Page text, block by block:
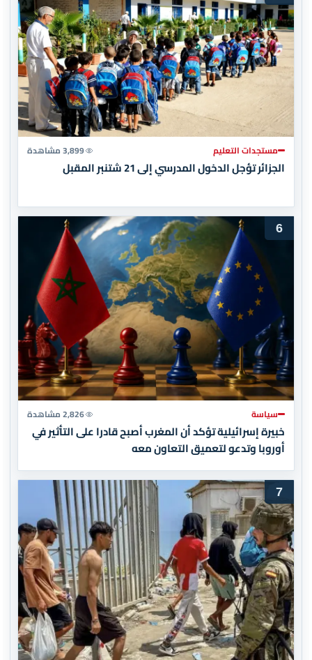
مستجدات التعليم 3,899 مشاهدة
الجزائر تؤجل الدخول المدرسي إلى 21 شتنبر المقبل
6
سياسة 2,826 مشاهدة
خبيرة إسرائيلية تؤكد أن المغرب أصبح قادرا على التأثير في
أوروبا وتدعو لتعميق التعاون معه
7